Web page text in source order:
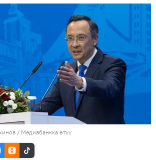
/ Медиабанкка өтүү